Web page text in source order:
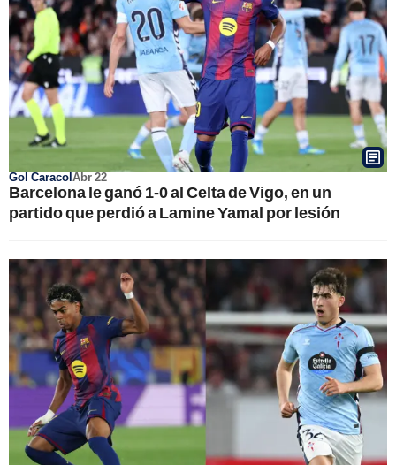
Gol CaracolAbr 22
Barcelona le ganó 1-0 al Celta de Vigo, en un
partido que perdió a Lamine Yamal por lesión